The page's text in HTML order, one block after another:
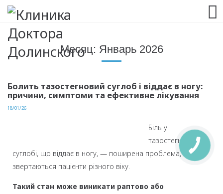
Месяц: Январь 2026
Болить тазостегновий суглоб і віддає в ногу:
причини, симптоми та ефективне лікування
18/01/26
Біль у
тазостегновому
суглобі, що віддає в ногу, — поширена проблема, з якою
звертаються пацієнти різного віку.
Такий стан може виникати раптово або